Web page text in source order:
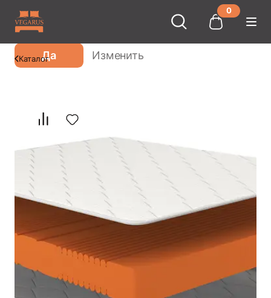
0
Ваш город
Да Изменить
Каталог